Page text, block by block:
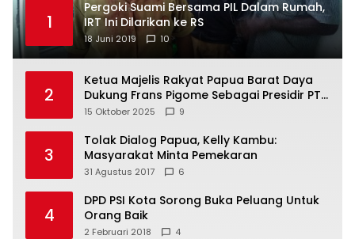
1
Pergoki Suami Bersama PIL Dalam Rumah,
IRT Ini Dilarikan ke RS
18 Juni 2019 10
2
Ketua Majelis Rakyat Papua Barat Daya
Dukung Frans Pigome Sebagai Presidir PT
Freeport Indonesia
15 Oktober 2025 9
3
Tolak Dialog Papua, Kelly Kambu:
Masyarakat Minta Pemekaran
31 Agustus 2017 6
4
DPD PSI Kota Sorong Buka Peluang Untuk
Orang Baik
2 Februari 2018 4